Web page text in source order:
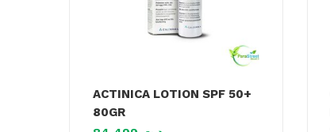
ACTINICA LOTION SPF 50+
80GR